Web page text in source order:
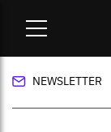
NEWSLETTER